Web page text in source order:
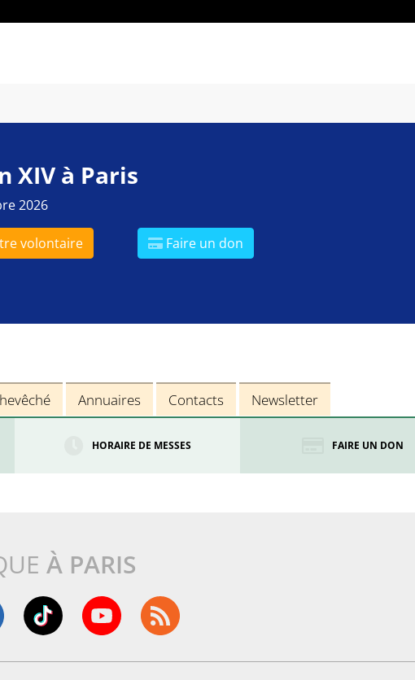
XIV à Paris
2026
volontaire Faire un don
Annuaires Contacts Newsletter
HORAIRE DE MESSES FAIRE UN DON
À PARIS